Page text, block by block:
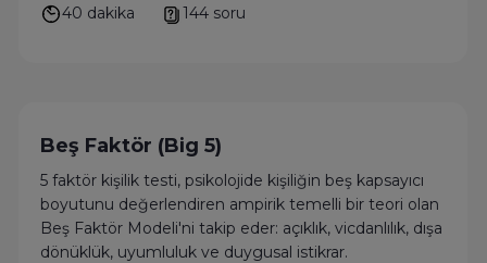
40 dakika
144 soru
Beş Faktör (Big 5)
5 faktör kişilik testi, psikolojide kişiliğin beş kapsayıcı
boyutunu değerlendiren ampirik temelli bir teori olan
Beş Faktör Modeli'ni takip eder: açıklık, vicdanlılık, dışa
dönüklük, uyumluluk ve duygusal istikrar.